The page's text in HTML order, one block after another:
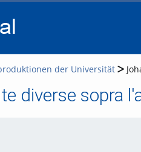
der Universität
diverse sopra